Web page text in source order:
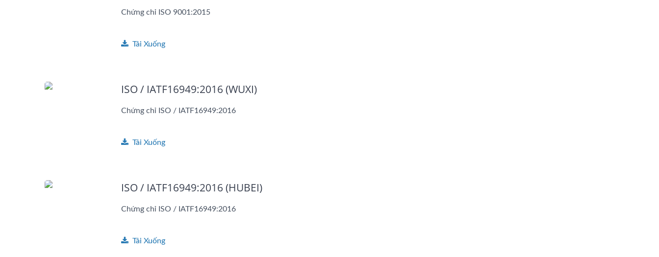
Chứng chỉ ISO 9001:2015
Tải Xuống
ISO / IATF16949:2016 (WUXI)
Chứng chỉ ISO / IATF16949:2016
Tải Xuống
ISO / IATF16949:2016 (HUBEI)
Chứng chỉ ISO / IATF16949:2016
Tải Xuống